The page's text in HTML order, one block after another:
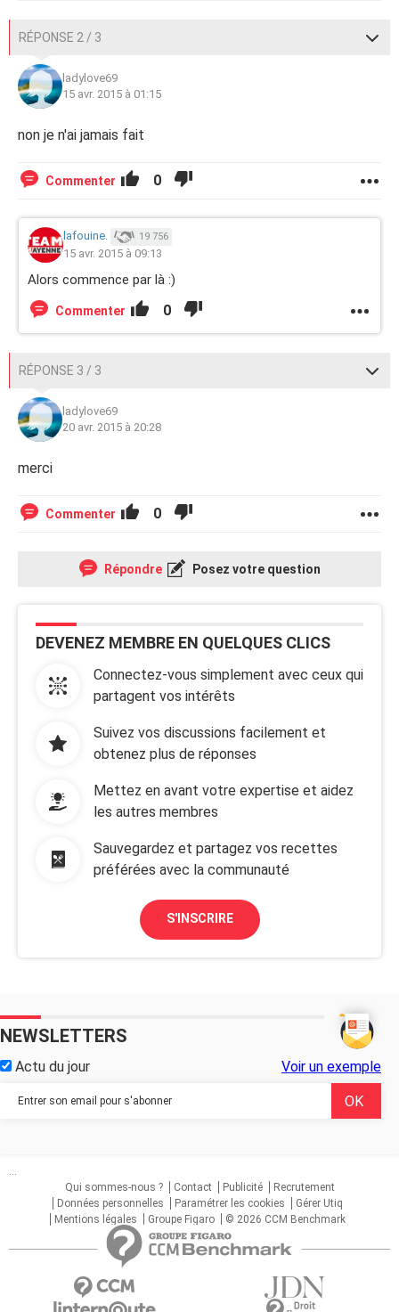
RÉPONSE 2 / 3
ladylove69
15 avr. 2015 à 01:15
non je n'ai jamais fait
Commenter 0
lafouine. 19 756
15 avr. 2015 à 09:13
Alors commence par là :)
Commenter 0
RÉPONSE 3 / 3
ladylove69
20 avr. 2015 à 20:28
merci
Commenter 0
Répondre Posez votre question
DEVENEZ MEMBRE EN QUELQUES CLICS
Connectez-vous simplement avec ceux qui
partagent vos intérêts
Suivez vos discussions facilement et
obtenez plus de réponses
Mettez en avant votre expertise et aidez
les autres membres
Sauvegardez et partagez vos recettes
préférées avec la communauté
S'INSCRIRE
NEWSLETTERS
Actu du jour Voir un exemple
...
Qui sommes-nous ?
Contact Publicité
Recrutement
Données personnelles
Paramétrer les cookies
Gérer Utiq
Mentions légales
Groupe Figaro © 2026 CCM Benchmark